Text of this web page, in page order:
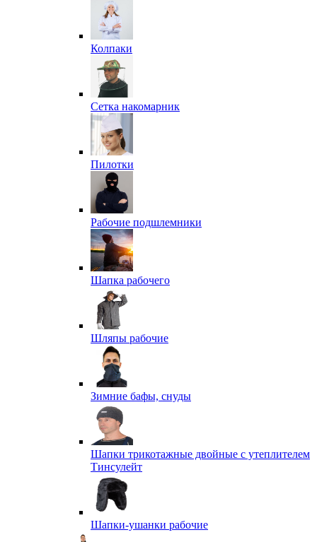
Колпаки
Сетка накомарник
Пилотки
Рабочие подшлемники
Шапка рабочего
Шляпы рабочие
Зимние бафы, снуды
Шапки трикотажные двойные с утеплителем
Тинсулейт
Шапки-ушанки рабочие